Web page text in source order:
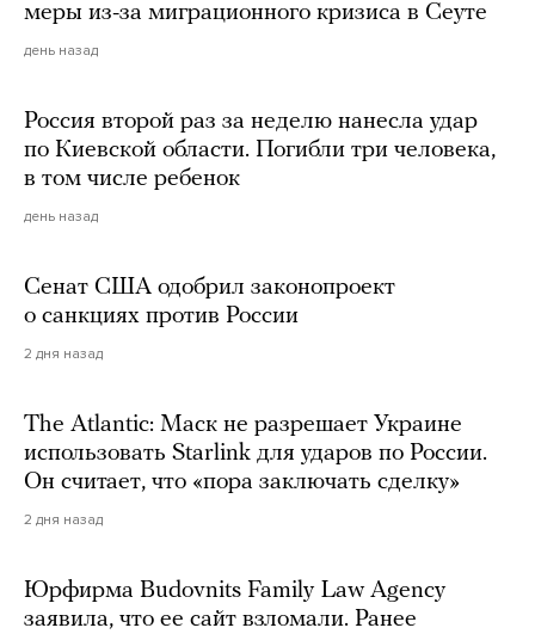
меры из-за миграционного кризиса в Сеуте
день назад
Россия второй раз за неделю нанесла удар
по Киевской области. Погибли три человека,
в том числе ребенок
день назад
Сенат США одобрил законопроект
о санкциях против России
2 дня назад
The Atlantic: Маск не разрешает Украине
использовать Starlink для ударов по России.
Он считает, что «пора заключать сделку»
2 дня назад
Юрфирма Budovnits Family Law Agency
заявила, что ее сайт взломали. Ранее